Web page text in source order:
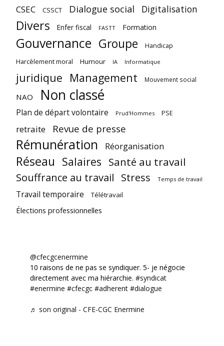
CSEC CSSCT Dialogue social Digitalisation
Divers Enfer fiscal FASTT Formation
Gouvernance Groupe Handicap
Harcèlement moral Humour IA Informatique
juridique Management Mouvement social
NAO Non classé
Plan de départ volontaire Prud'Hommes PSE
retraite Revue de presse
Rémunération Réorganisation
Réseau Salaires Santé au travail
Souffrance au travail Stress Temps de travail
Travail temporaire Télétravail
Élections professionnelles
@cfecgcenermine
10 raisons de ne pas se syndiquer. 5- je négocie
directement avec ma hiérarchie. #syndicat
#enermine #cfecgc #adherent #dialogue
♬ son original - CFE-CGC Enermine